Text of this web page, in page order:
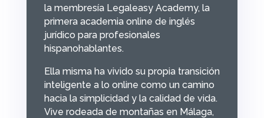
la membresía Legaleasy Academy, la
primera academia online de inglés
jurídico para profesionales
hispanohablantes.
Ella misma ha vivido su propia transición
inteligente a lo online como un camino
hacia la simplicidad y la calidad de vida.
Vive rodeada de montañas en Málaga,